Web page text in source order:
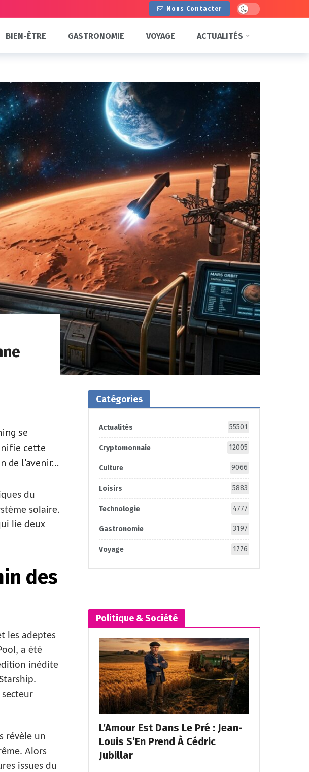
Nous Contacter Dark mode
BIEN-ÊTRE GASTRONOMIE VOYAGE ACTUALITÉS
se
cette
de l'avenir...
du
solaire.
lie deux
des
les adeptes
a été
inédite
révèle un
Alors
issues du
Catégories
Actualités 55501
Cryptomonnaie 12005
Culture 9066
Loisirs 5883
Technologie 4777
Gastronomie 3197
Voyage 1776
Politique & Société
L’Amour Est Dans Le Pré : Jean-
Louis S’En Prend À Cédric
Jubillar